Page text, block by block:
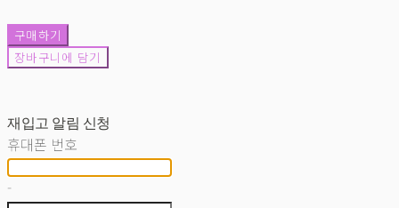
구매하기
장바구니에 담기
재입고 알림 신청
휴대폰 번호
-